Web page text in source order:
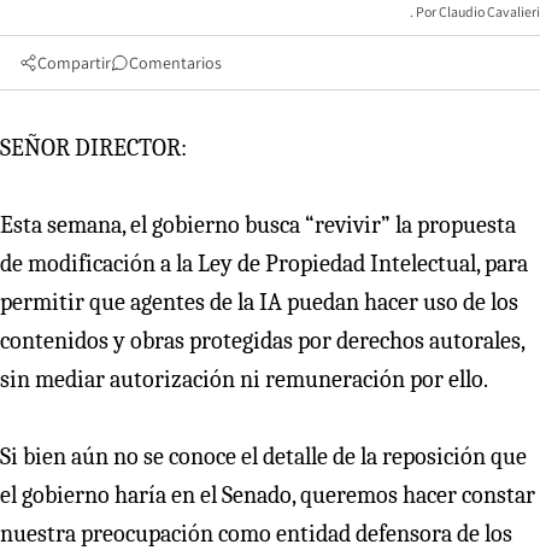
Claudio Cavalieri
Compartir Comentarios
SEÑOR DIRECTOR:
Esta semana, el gobierno busca “revivir” la propuesta
de modificación a la Ley de Propiedad Intelectual, para
permitir que agentes de la IA puedan hacer uso de los
contenidos y obras protegidas por derechos autorales,
sin mediar autorización ni remuneración por ello.
Si bien aún no se conoce el detalle de la reposición que
el gobierno haría en el Senado, queremos hacer constar
nuestra preocupación como entidad defensora de los